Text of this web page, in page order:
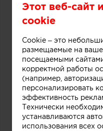
Этот веб-сайт
cookie
Cookie – это
размещаемые на
посещаемыми
корректной работы
(например,
персонализировать
эффективность
Технически
устанавливаются
использования всех